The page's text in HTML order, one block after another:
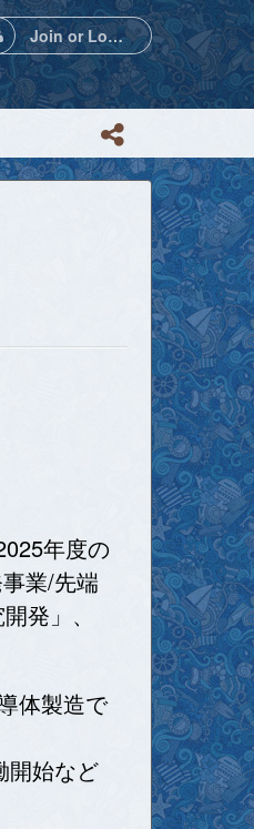
Join or Login
年度の
業/先端
発」、
体製造で
開始など